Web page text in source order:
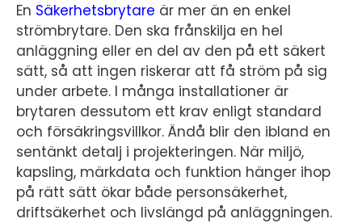
En Säkerhetsbrytare är mer än en enkel
strömbrytare. Den ska frånskilja en hel
anläggning eller en del av den på ett säkert
sätt, så att ingen riskerar att få ström på sig
under arbete. I många installationer är
brytaren dessutom ett krav enligt standard
och försäkringsvillkor. Ändå blir den ibland en
sentänkt detalj i projekteringen. När miljö,
kapsling, märkdata och funktion hänger ihop
på rätt sätt ökar både personsäkerhet,
driftsäkerhet och livslängd på anläggningen.